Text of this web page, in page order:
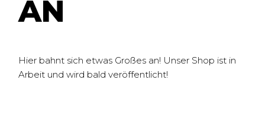
N
Hier bahnt sich etwas Großes an! Unser Shop ist in
Arbeit und wird bald veröffentlicht!